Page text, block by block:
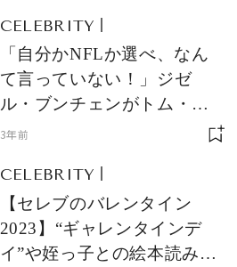
CELEBRITY
「自分かNFLか選べ、なん
て言っていない！」ジゼ
ル・ブンチェンがトム・ブ
レイディとの離婚後、初め
3年前
CELEBRITY
【セレブのバレンタイン
2023】“ギャレンタインデ
イ”や姪っ子との絵本読みな